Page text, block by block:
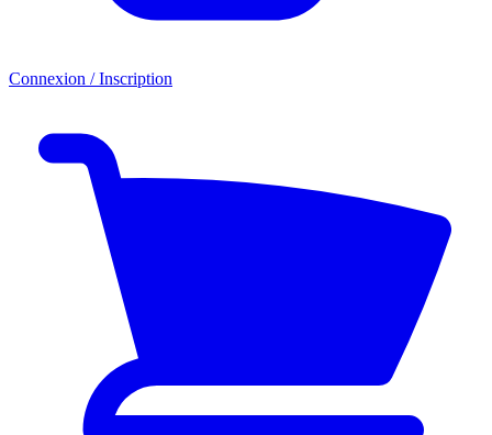
Connexion / Inscription